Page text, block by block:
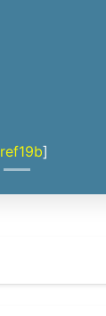
ref19b]